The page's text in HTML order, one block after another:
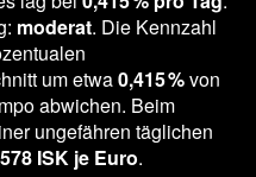
moderat. Die Kennzahl
um etwa0,415 %von
abwichen. Beim
ungefähren täglichen
ISK je Euro.